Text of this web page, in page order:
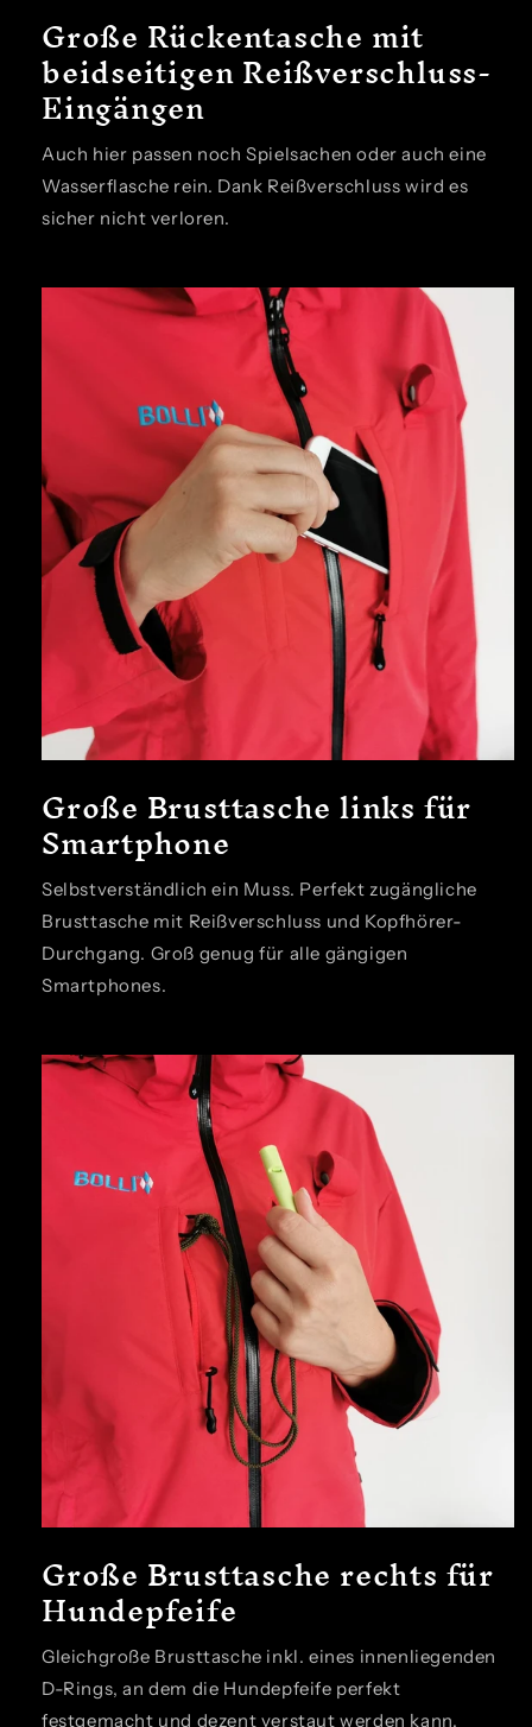
Große Rückentasche mit
beidseitigen Reißverschluss-
Eingängen
Auch hier passen noch Spielsachen oder auch eine
Wasserflasche rein. Dank Reißverschluss wird es
sicher nicht verloren.
Große Brusttasche links für
Smartphone
Selbstverständlich ein Muss. Perfekt zugängliche
Brusttasche mit Reißverschluss und Kopfhörer-
Durchgang. Groß genug für alle gängigen
Smartphones.
Große Brusttasche rechts für
Hundepfeife
Gleichgroße Brusttasche inkl. eines innenliegenden
D-Rings, an dem die Hundepfeife perfekt
festgemacht und dezent verstaut werden kann.